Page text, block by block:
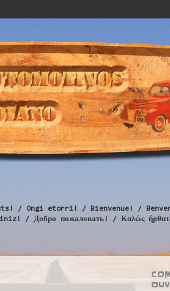
/ Ongi etorri! / Bienvenue! /
/ Добро пожаловать! / Καλώς